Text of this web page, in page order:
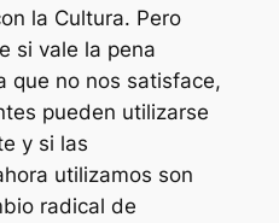
la Cultura. Pero
si vale la pena
que no nos satisface,
pueden utilizarse
y si las
utilizamos son
radical de